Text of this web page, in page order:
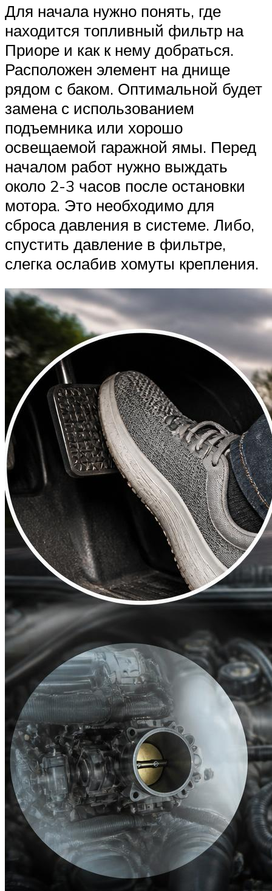
Для начала нужно понять, где
находится топливный фильтр на
Приоре и как к нему добраться.
Расположен элемент на днище
рядом с баком. Оптимальной будет
замена с использованием
подъемника или хорошо
освещаемой гаражной ямы. Перед
началом работ нужно выждать
около 2-3 часов после остановки
мотора. Это необходимо для
сброса давления в системе. Либо,
спустить давление в фильтре,
слегка ослабив хомуты крепления.